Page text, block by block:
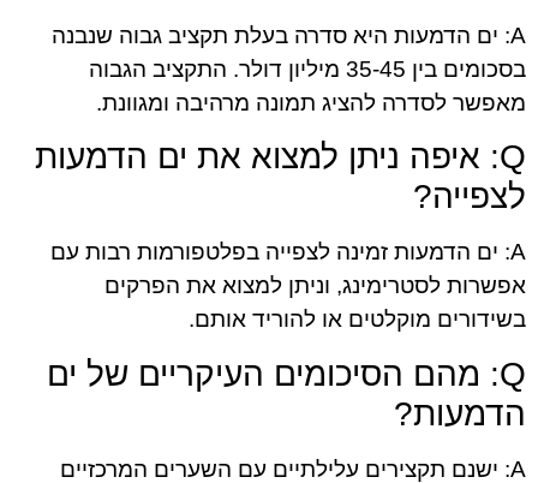
A: ים הדמעות היא סדרה בעלת תקציב גבוה שנבנה
בסכומים בין 35-45 מיליון דולר. התקציב הגבוה
מאפשר לסדרה להציג תמונה מרהיבה ומגוונת.
Q: איפה ניתן למצוא את ים הדמעות
לצפייה?
A: ים הדמעות זמינה לצפייה בפלטפורמות רבות עם
אפשרות לסטרימינג, וניתן למצוא את הפרקים
בשידורים מוקלטים או להוריד אותם.
Q: מהם הסיכומים העיקריים של ים
הדמעות?
A: ישנם תקצירים עלילתיים עם השערים המרכזיים